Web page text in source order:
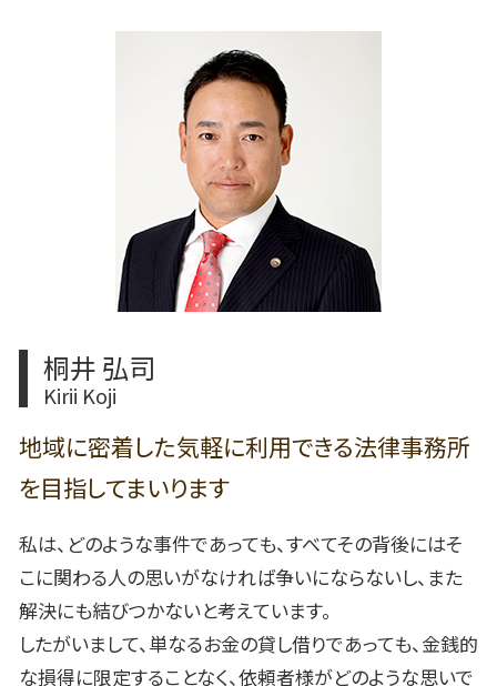
自己破産 審査基準
不正行為防止策 弁護士
不利益変更 労働条件
契約チェック 弁護士 サポート
労務トラブル 弁護士
事業譲渡 弁護士 相談
企業法務 弁護士 顧問
事業承継計画 弁護士 相談
岡崎市 DV 離婚 弁護士
一宮市 相続財産 調査
一宮市 遺言書 無効になる
春日井市 相続 遺産分割 弁護士
名古屋市 自己破産 免責許可
一宮市 土地売買 弁護士
名古屋市 慰謝料 弁護士
春日井市 離婚 養育費 弁護士
春日井市 自己破産 免責不許可事由
春日井市 土地境界 相談
桐井 弘司
Kirii Koji
地域に密着した気軽に利用できる法律事務所
を目指してまいります
私は、どのような事件であっても、すべてその背後にはそ
こに関わる人の思いがなければ争いにならないし、また
解決にも結びつかないと考えています。
したがいまして、単なるお金の貸し借りであっても、金銭的
な損得に限定することなく、依頼者様がどのような思いで